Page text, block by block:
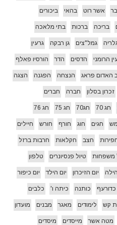
אשר רוט בהאי ביכורים
בריכה ברכות בתי מלאכה
גמל"צים גן רבקה גרעין
הרומני הדסים הדר הורסיו פאלף
האדום פראג הנצחה הפגנה הצגה
זכרון בסלון חברה חברים
חג 70 חג70 חג 75 חג 76
חגים חוג חורף חורש חיילים
חצב חקלאות חרבות ברזל
משפחות טיול פנסיונרים טלפון
יום הזיכרון יום הילד יום כיפור
כדורעף כותנה כיתה ו' כלבים
קש לימודים מאגר מבנים מועדון
מטה אשר מייסדים מיסדים